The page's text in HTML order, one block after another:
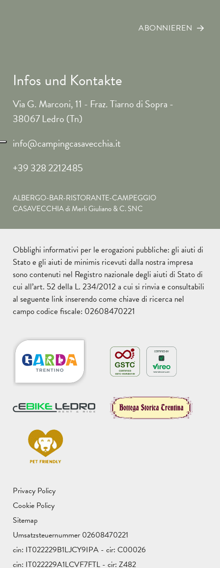
ABONNIEREN
Infos und Kontakte
Via G. Marconi, 11 - Fraz. Tiarno di Sopra -
38067 Ledro (Tn)
info@campingcasavecchia.it
+39 328 2212485
ALBERGO-BAR-RISTORANTE-CAMPEGGIO
CASAVECCHIA di Merli Giuliano & C. SNC
Obblighi informativi per le erogazioni pubbliche: gli aiuti di
Stato e gli aiuti de minimis ricevuti dalla nostra impresa
sono contenuti nel Registro nazionale degli aiuti di Stato di
cui all’art. 52 della L. 234/2012 a cui si rinvia e consultabili
al seguente link inserendo come chiave di ricerca nel
campo codice fiscale: 02608470221
Privacy Policy
Cookie Policy
Sitemap
Umsatzsteuernummer 02608470221
cin: IT022229B1LJCY9IPA - cir: C00026
cin: IT022229A1LCVF7FTL - cir: Z482